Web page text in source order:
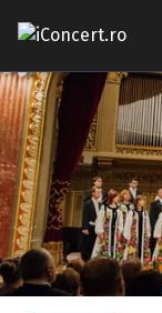
CONCERTE
FESTIVALURI
PETRECERI
ŞTIRI
RECENZII